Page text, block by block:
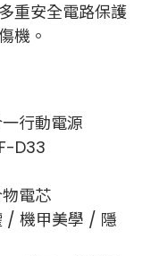
重安全電路保護
機。
行動電源
D33
電芯
/ 機甲美學 / 隱